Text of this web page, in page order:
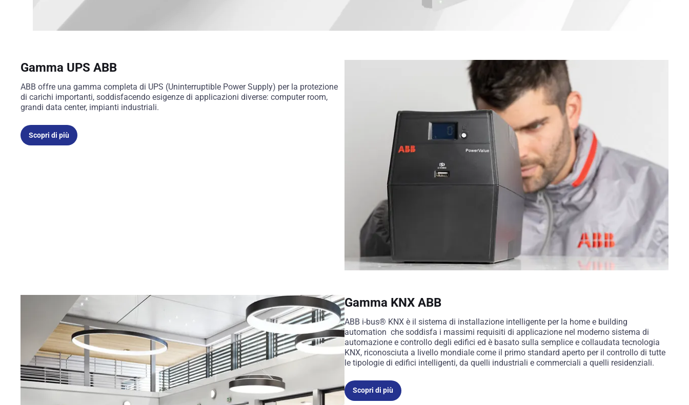
Gamma UPS ABB
ABB offre una gamma completa di UPS (Uninterruptible Power Supply) per la protezione
di carichi importanti, soddisfacendo esigenze di applicazioni diverse: computer room,
grandi data center, impianti industriali.
Scopri di più
Gamma KNX ABB
ABB i-bus® KNX è il sistema di installazione intelligente per la home e building
automation che soddisfa i massimi requisiti di applicazione nel moderno sistema di
automazione e controllo degli edifici ed è basato sulla semplice e collaudata tecnologia
KNX, riconosciuta a livello mondiale come il primo standard aperto per il controllo di tutte
le tipologie di edifici intelligenti, da quelli industriali e commerciali a quelli residenziali.
Scopri di più